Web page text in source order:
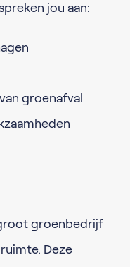
jou aan:
groenafval
groenbedrijf
Deze